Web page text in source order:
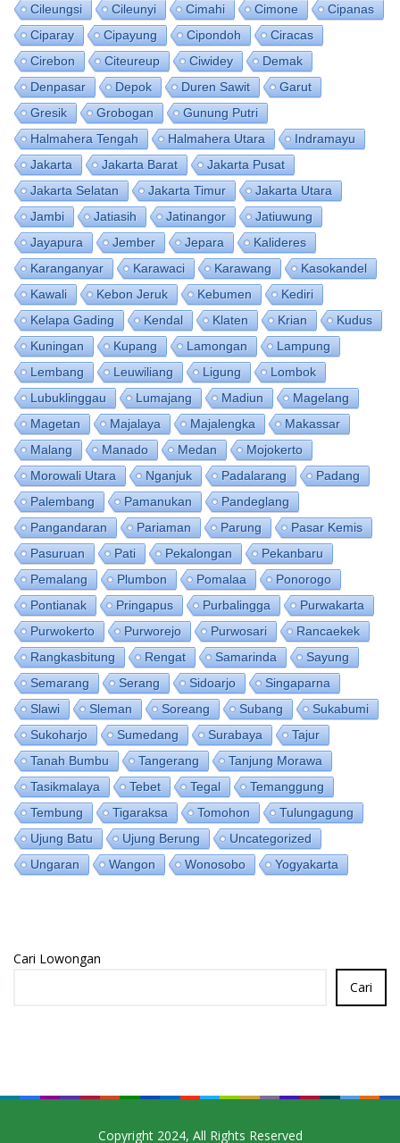
Cileungsi
Cileunyi Cimahi Cimone
Cipanas
Ciparay
Cipayung Cipondoh
Ciracas
Cirebon
Citeureup Ciwidey
Demak
Denpasar
Depok Duren Sawit
Garut
Gresik
Grobogan
Gunung Putri
Halmahera Tengah
Halmahera Utara
Indramayu
Jakarta
Jakarta Barat
Jakarta Pusat
Jakarta Selatan
Jakarta Timur
Jakarta Utara
Jambi
Jatiasih Jatinangor
Jatiuwung
Jayapura
Jember Jepara
Kalideres
Karanganyar
Karawaci Karawang
Kasokandel
Kawali
Kebon Jeruk Kebumen
Kediri
Kelapa Gading
Kendal Klaten Krian
Kudus
Kuningan
Kupang Lamongan
Lampung
Lembang
Leuwiliang Ligung
Lombok
Lubuklinggau
Lumajang Madiun
Magelang
Magetan
Majalaya Majalengka
Makassar
Malang
Manado Medan
Mojokerto
Morowali Utara
Nganjuk Padalarang
Padang
Palembang
Pamanukan
Pandeglang
Pangandaran
Pariaman Parung
Pasar Kemis
Pasuruan
Pati Pekalongan
Pekanbaru
Pemalang
Plumbon Pomalaa
Ponorogo
Pontianak
Pringapus Purbalingga
Purwakarta
Purwokerto
Purworejo Purwosari
Rancaekek
Rangkasbitung
Rengat Samarinda
Sayung
Semarang
Serang Sidoarjo
Singaparna
Slawi
Sleman Soreang Subang
Sukabumi
Sukoharjo
Sumedang Surabaya
Tajur
Tanah Bumbu
Tangerang
Tanjung Morawa
Tasikmalaya
Tebet Tegal
Temanggung
Tembung
Tigaraksa Tomohon
Tulungagung
Ujung Batu
Ujung Berung
Uncategorized
Ungaran
Wangon Wonosobo Yogyakarta
Cari Lowongan
Cari
Copyright 2024, All Rights Reserved